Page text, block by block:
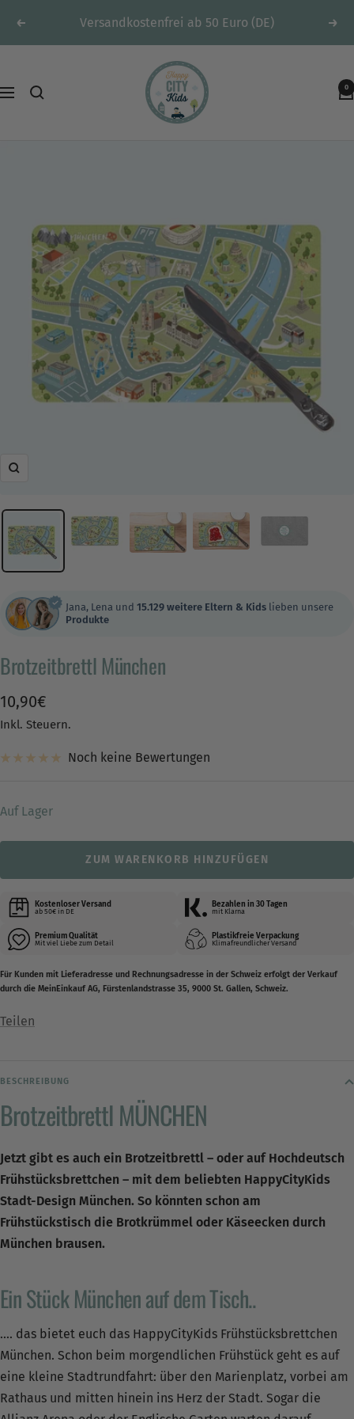
zumZurück Versandkostenfrei ab 50 Euro (DE)
Navigation
HappyCITYKids
-
Spielteppiche
0
Zoom
Jana, Lena und 15.129 weitere Eltern & Kids lieben unsere
Produkte
Brotzeitbrettl München
Angebotspreis
10,90€
Inkl. Steuern.
Noch keine Bewertungen
Auf Lager
ZUM WARENKORB HINZUFÜGEN
Kostenloser Versand
ab 50€ in DE
Bezahlen in 30 Tagen
mit Klarna
Premium Qualität
Mit viel Liebe zum Detail
Plastikfreie Verpackung
Klimafreundlicher Versand
Für Kunden mit Lieferadresse und Rechnungsadresse in der Schweiz erfolgt der Verkauf
durch die MeinEinkauf AG, Fürstenlandstrasse 35, 9000 St. Gallen, Schweiz.
Teilen
BESCHREIBUNG
Brotzeitbrettl MÜNCHEN
Jetzt gibt es auch ein Brotzeitbrettl – oder auf Hochdeutsch
Frühstücksbrettchen – mit dem beliebten HappyCityKids
Stadt-Design München. So könnten schon am
Frühstückstisch die Brotkrümmel oder Käseecken durch
München brausen.
Ein Stück München auf dem Tisch..
.... das bietet euch das HappyCityKids Frühstücksbrettchen
München. Schon beim morgendlichen Frühstück geht es auf
eine kleine Stadtrundfahrt: über den Marienplatz, vorbei am
Rathaus und mitten hinein ins Herz der Stadt. Sogar die